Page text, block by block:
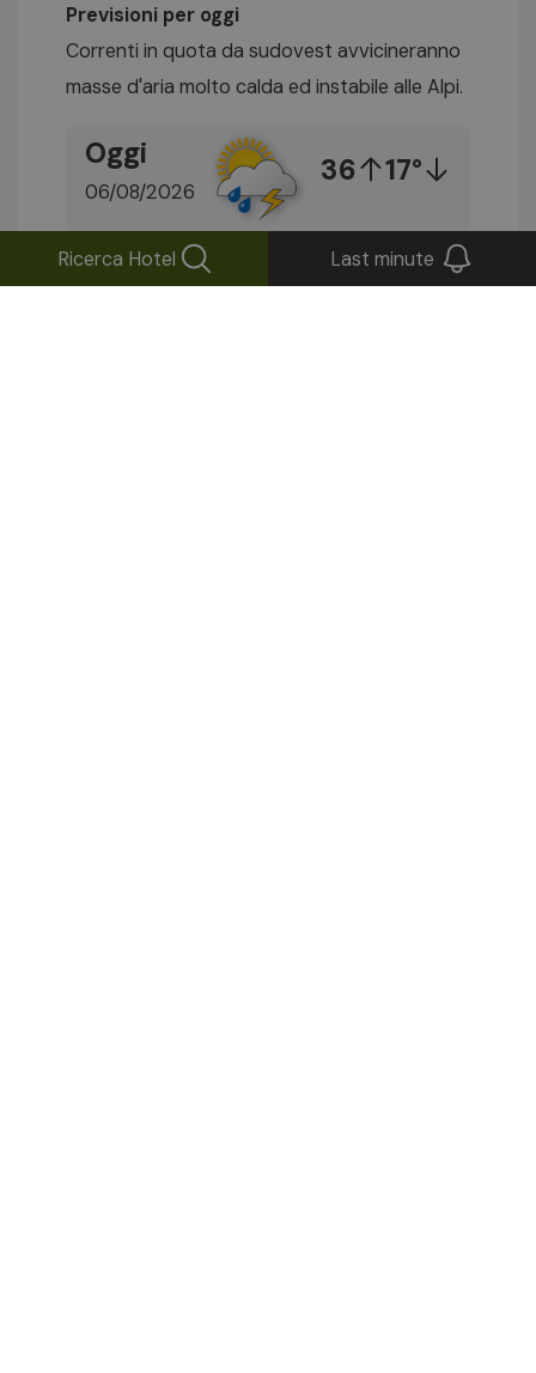
Previsioni per oggi
Correnti in quota da sudovest avvicineranno
masse d'aria molto calda ed instabile alle Alpi.
Oggi
06/08/2026
36 17°
Domenica
Ricerca Hotel Last minute